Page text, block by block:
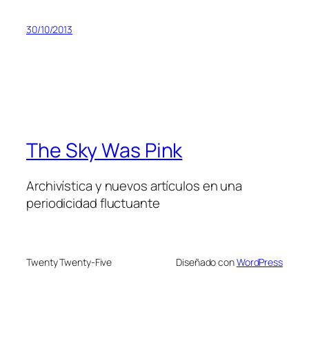
30/10/2013
The Sky Was Pink
Archivística y nuevos artículos en una
periodicidad fluctuante
Twenty Twenty-Five Diseñado conWordPress